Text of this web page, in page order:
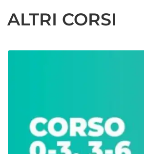
ALTRI CORSI